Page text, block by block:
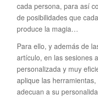
cada persona, para así
de posibilidades que
produce la magia…
Para ello, y además de
artículo, en las sesiones
personalizada y muy
aplique las
adecuan a su